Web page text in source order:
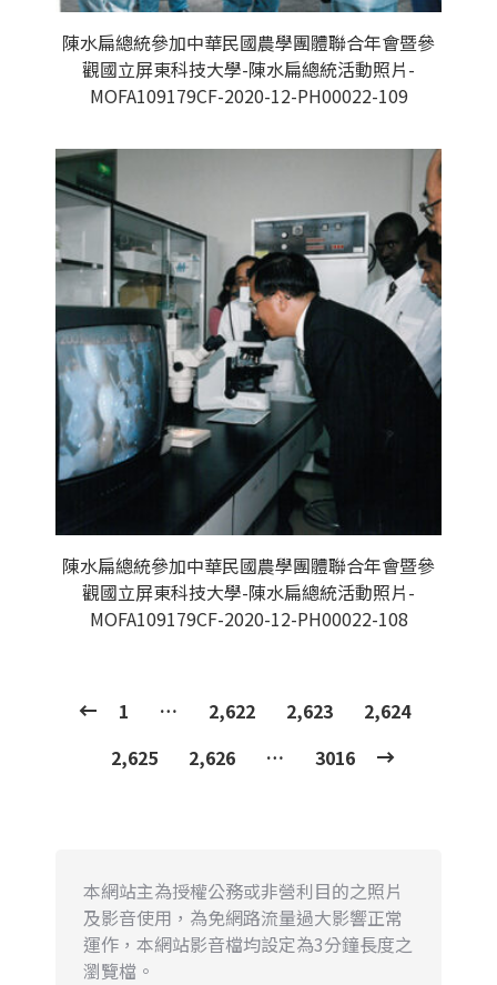
陳水扁總統參加中華民國農學團體聯合年會暨參
觀國立屏東科技大學-陳水扁總統活動照片-
MOFA109179CF-2020-12-PH00022-109
陳水扁總統參加中華民國農學團體聯合年會暨參
觀國立屏東科技大學-陳水扁總統活動照片-
MOFA109179CF-2020-12-PH00022-108
1 … 2,622 2,623
2,624
2,625
2,626 … 3016
本網站主為授權公務或非營利目的之照片
及影音使用，為免網路流量過大影響正常
運作，本網站影音檔均設定為3分鐘長度之
瀏覽檔。